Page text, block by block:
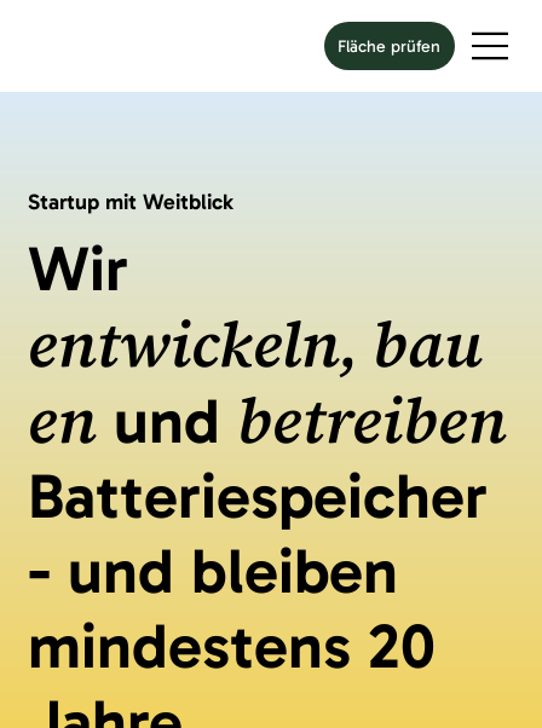
Fläche prüfen
Startup mit Weitblick
Wir
entwickeln, bau
en und betreiben
Batteriespeicher
- und bleiben
mindestens 20